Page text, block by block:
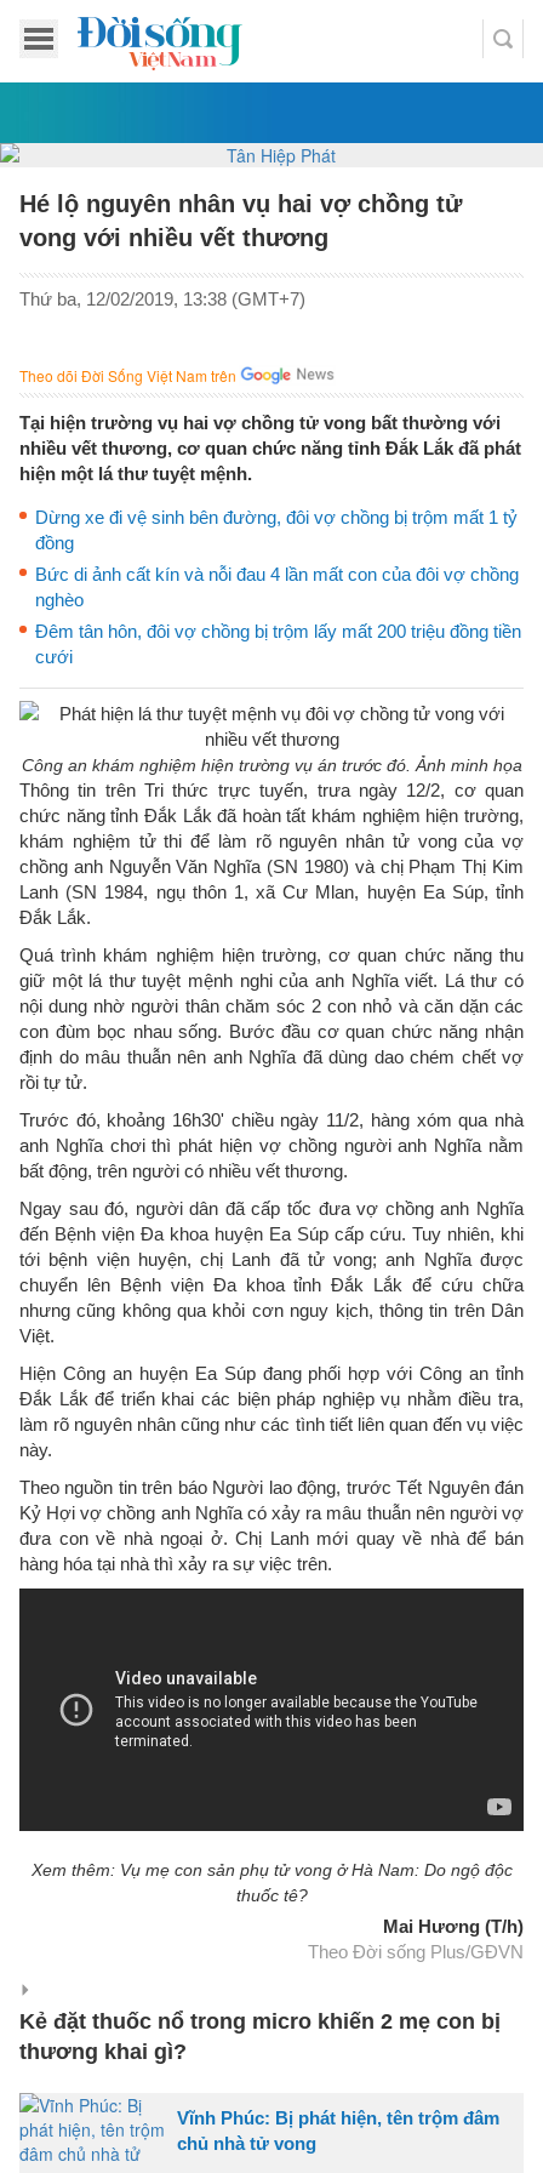
Hé lộ nguyên nhân vụ hai vợ chồng tử
vong với nhiều vết thương
Thứ ba, 12/02/2019, 13:38 (GMT+7)
Theo dõi Đời Sống Việt Nam trên
Tại hiện trường vụ hai vợ chồng tử vong bất thường với
nhiều vết thương, cơ quan chức năng tỉnh Đắk Lắk đã phát
hiện một lá thư tuyệt mệnh.
Dừng xe đi vệ sinh bên đường, đôi vợ chồng bị trộm mất 1 tỷ
đồng
Bức di ảnh cất kín và nỗi đau 4 lần mất con của đôi vợ chồng
nghèo
Đêm tân hôn, đôi vợ chồng bị trộm lấy mất 200 triệu đồng tiền
cưới
Công an khám nghiệm hiện trường vụ án trước đó. Ảnh minh họa
Thông tin trên Tri thức trực tuyến, trưa ngày 12/2, cơ quan
chức năng tỉnh Đắk Lắk đã hoàn tất khám nghiệm hiện trường,
khám nghiệm tử thi để làm rõ nguyên nhân tử vong của vợ
chồng anh Nguyễn Văn Nghĩa (SN 1980) và chị Phạm Thị Kim
Lanh (SN 1984, ngụ thôn 1, xã Cư Mlan, huyện Ea Súp, tỉnh
Đắk Lắk.
Quá trình khám nghiệm hiện trường, cơ quan chức năng thu
giữ một lá thư tuyệt mệnh nghi của anh Nghĩa viết. Lá thư có
nội dung nhờ người thân chăm sóc 2 con nhỏ và căn dặn các
con đùm bọc nhau sống. Bước đầu cơ quan chức năng nhận
định do mâu thuẫn nên anh Nghĩa đã dùng dao chém chết vợ
rồi tự tử.
Trước đó, khoảng 16h30' chiều ngày 11/2, hàng xóm qua nhà
anh Nghĩa chơi thì phát hiện vợ chồng người anh Nghĩa nằm
bất động, trên người có nhiều vết thương.
Ngay sau đó, người dân đã cấp tốc đưa vợ chồng anh Nghĩa
đến Bệnh viện Đa khoa huyện Ea Súp cấp cứu. Tuy nhiên, khi
tới bệnh viện huyện, chị Lanh đã tử vong; anh Nghĩa được
chuyển lên Bệnh viện Đa khoa tỉnh Đắk Lắk để cứu chữa
nhưng cũng không qua khỏi cơn nguy kịch, thông tin trên Dân
Việt.
Hiện Công an huyện Ea Súp đang phối hợp với Công an tỉnh
Đắk Lắk để triển khai các biện pháp nghiệp vụ nhằm điều tra,
làm rõ nguyên nhân cũng như các tình tiết liên quan đến vụ việc
này.
Theo nguồn tin trên báo Người lao động, trước Tết Nguyên đán
Kỷ Hợi vợ chồng anh Nghĩa có xảy ra mâu thuẫn nên người vợ
đưa con về nhà ngoại ở. Chị Lanh mới quay về nhà để bán
hàng hóa tại nhà thì xảy ra sự việc trên.
Xem thêm: Vụ mẹ con sản phụ tử vong ở Hà Nam: Do ngộ độc
thuốc tê?
Mai Hương (T/h)
Theo Đời sống Plus/GĐVN
Kẻ đặt thuốc nổ trong micro khiến 2 mẹ con bị
thương khai gì?
Vĩnh Phúc: Bị phát hiện, tên trộm đâm
chủ nhà tử vong